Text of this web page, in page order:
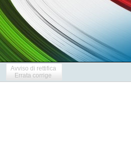
Avviso di rettifica
Errata corrige